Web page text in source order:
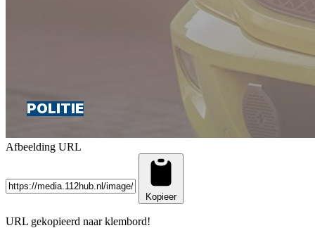
Afbeelding URL
Kopieer
URL gekopieerd naar klembord!